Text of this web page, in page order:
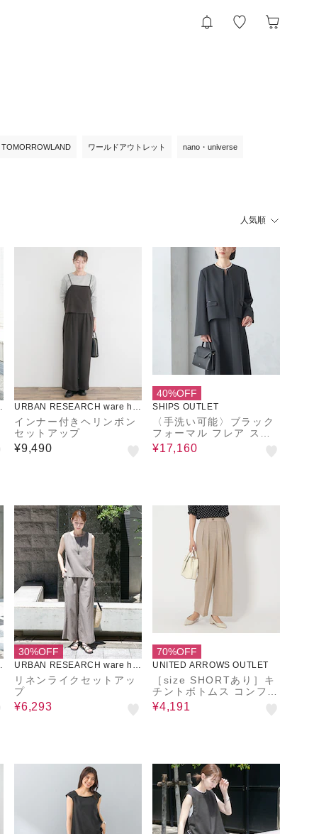
TOMORROWLAND ワールドアウトレット nano・universe
人気順
URBAN RESEARCH ware ho
use
インナー付きヘリンボン
セットアップ
¥9,490
40%OFF
SHIPS OUTLET
〈手洗い可能〉ブラック
フォーマル フレア スリ
ーブ ジャケット ◇
¥17,160
30%OFF
URBAN RESEARCH ware ho
use
リネンライクセットアッ
プ
¥6,293
70%OFF
UNITED ARROWS OUTLET
［size SHORTあり］キ
チントボトムス コンフィ
ワイド パンツ
¥4,191